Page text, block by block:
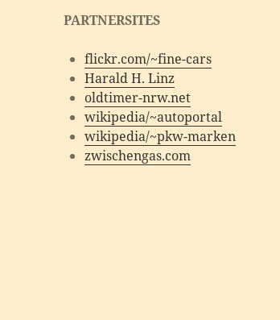
PARTNERSITES
flickr.com/~fine-cars
Harald H. Linz
oldtimer-nrw.net
wikipedia/~autoportal
wikipedia/~pkw-marken
zwischengas.com